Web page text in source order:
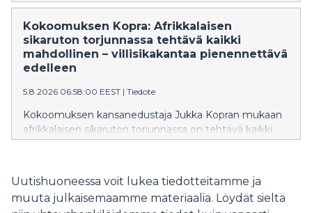
odotetun ja Orpon hallituksen käynnistämän
rakennemuutoksen olevan nyt vauhdissa Suomen
taloudessa. Yksityinen sektori ja kansantalous kasvavat
samalla, kun suuria julkisia menoja saadaan
pienennettyä.
Kokoomuksen Kopra: Afrikkalaisen
sikaruton torjunnassa tehtävä kaikki
mahdollinen – villisikakantaa pienennettävä
edelleen
5.8.2026 06:58:00 EEST | Tiedote
Kokoomuksen kansanedustaja Jukka Kopran mukaan
afrikkalaisen sikaruton torjunnassa on tehtävä kaikki
mahdollinen taudin leviämisen estämiseksi. Samalla on
tehokkaita ja niiden vaikutukset elinkeinoihin jäävät
mahdollisimman vähäisiksi.
Uutishuoneessa voit lukea tiedotteitamme ja
muuta julkaisemaamme materiaalia. Löydät sieltä